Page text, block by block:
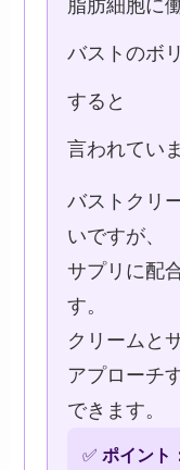
脂肪細胞に
バストのボ
すると
言われてい
バストクリ
いですが、
サプリに配
す。
クリームと
アプローチ
できます。
✅ポイント